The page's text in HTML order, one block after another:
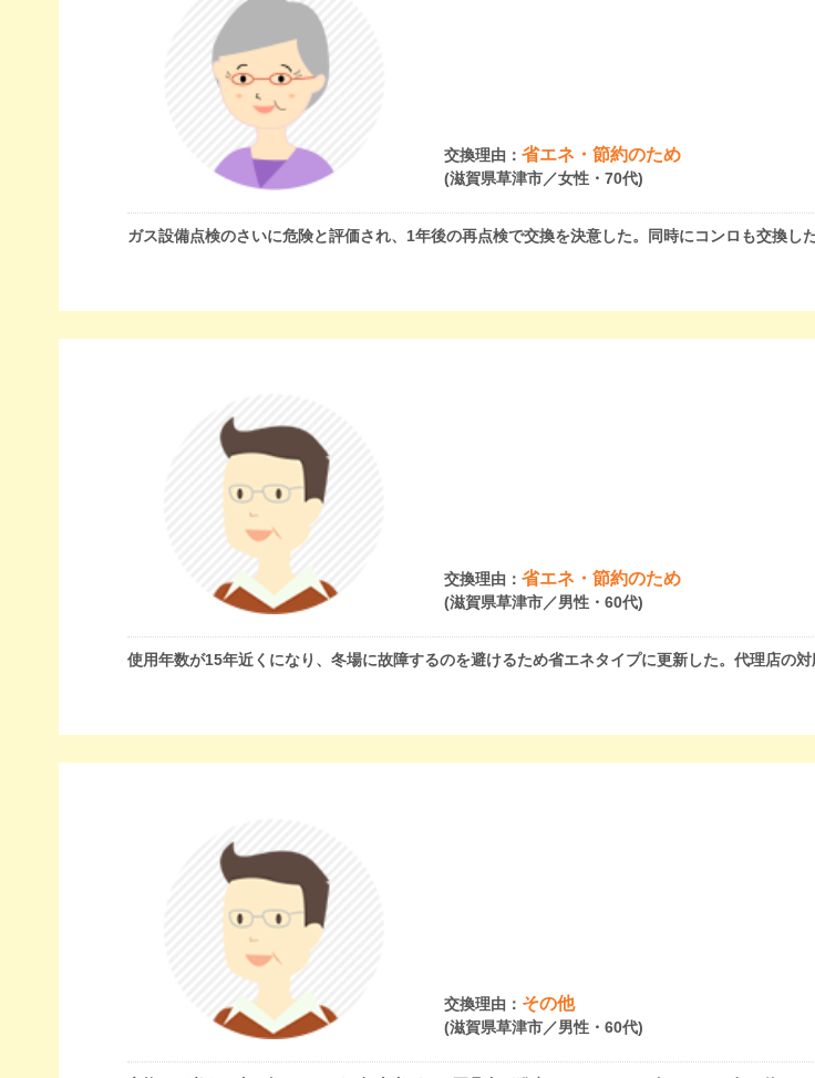
交換理由：省エネ・節約のため
(滋賀県草津市／女性・70代)
ガス設備点検のさいに危険と評価され、1年後の再点検で交換を決意した。同時にコンロも交換した
交換理由：省エネ・節約のため
(滋賀県草津市／男性・60代)
使用年数が15年近くになり、冬場に故障するのを避けるため省エネタイプに更新した。代理店の対
交換理由： その他
(滋賀県草津市／男性・60代)